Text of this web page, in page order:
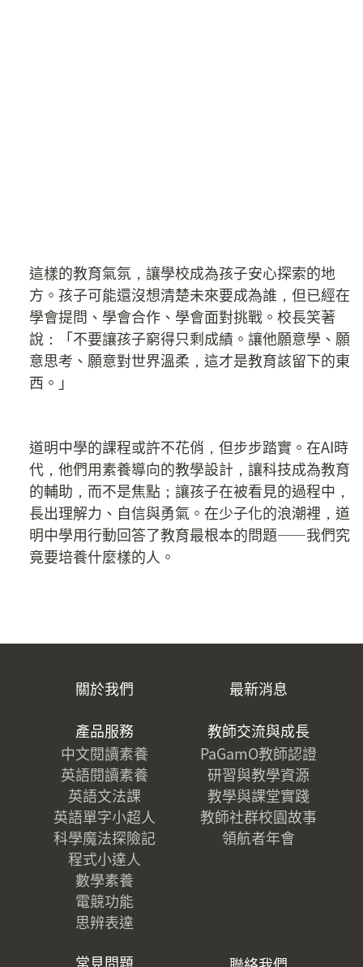
這樣的教育氣氛，讓學校成為孩子安心探索的地
方。孩子可能還沒想清楚未來要成為誰，但已經在
學會提問、學會合作、學會面對挑戰。校長笑著
說：「不要讓孩子窮得只剩成績。讓他願意學、願
意思考、願意對世界溫柔，這才是教育該留下的東
西。」
道明中學的課程或許不花俏，但步步踏實。在AI時
代，他們用素養導向的教學設計，讓科技成為教育
的輔助，而不是焦點；讓孩子在被看見的過程中，
長出理解力、自信與勇氣。在少子化的浪潮裡，道
明中學用行動回答了教育最根本的問題——我們究
竟要培養什麼樣的人。
關於我們
最新消息
產品服務
中文閱讀素養
英語閱讀素養
英語文法課
英語單字小超人
科學魔法探險記
程式小達人
數學素養
電競功能
思辨表達
教師交流與成長
PaGamO教師認證
研習與教學資源
教學與課堂實踐
教師社群校園故事
領航者年會
常見問題